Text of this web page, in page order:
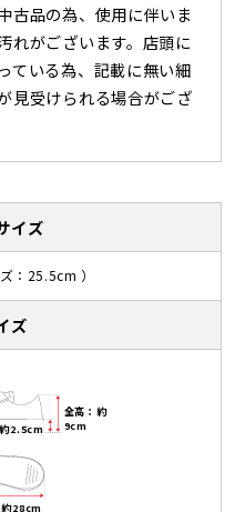
古品の為、使用に伴いま
れがございます。店頭に
ている為、記載に無い細
見受けられる場合がござ
イズ
：25.5cm ）
ズ
全高：約
9cm
2.5cm
28cm